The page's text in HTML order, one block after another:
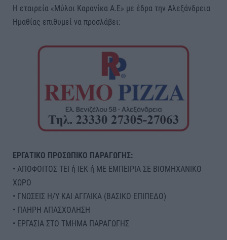
Η εταιρεία «Μύλοι Καρανίκα Α.Ε» με έδρα την Αλεξάνδρεια
Ημαθίας επιθυμεί να προσλάβει:
ΕΡΓΑΤΙΚΟ ΠΡΟΣΩΠΙΚΟ ΠΑΡΑΓΩΓΗΣ:
• ΑΠΟΦΟΙΤΟΣ ΤΕΙ ή ΙΕΚ ή ΜΕ ΕΜΠΕΙΡΙΑ ΣΕ ΒΙΟΜΗΧΑΝΙΚΟ
ΧΩΡΟ
• ΓΝΩΣΕΙΣ Η/Υ ΚΑΙ ΑΓΓΛΙΚΑ (ΒΑΣΙΚΟ ΕΠΙΠΕΔΟ)
• ΠΛΗΡΗ ΑΠΑΣΧΟΛΗΣΗ
• ΕΡΓΑΣΙΑ ΣΤΟ ΤΜΗΜΑ ΠΑΡΑΓΩΓΗΣ